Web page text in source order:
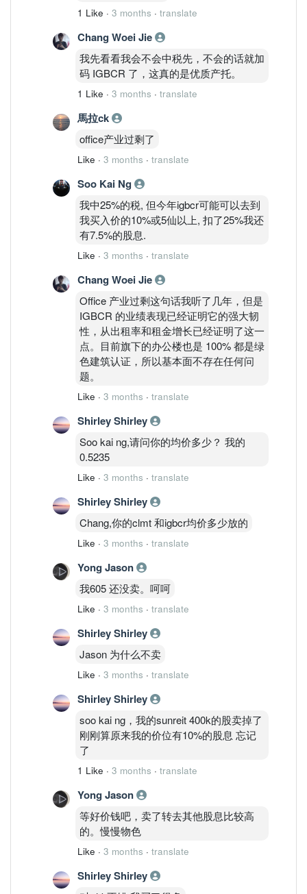
1 Like · 3 months · translate
Chang Woei Jie
我先看看我会不会中税先，不会的话就加
码 IGBCR 了，这真的是优质产托。
1 Like · 3 months · translate
馬拉ck
office产业过剩了
Like · 3 months · translate
Soo Kai Ng
我中25%的税, 但今年igbcr可能可以去到
我买入价的10%或5仙以上, 扣了25%我还
有7.5%的股息.
Like · 3 months · translate
Chang Woei Jie
Office 产业过剩这句话我听了几年，但是
IGBCR 的业绩表现已经证明它的强大韧
性，从出租率和租金增长已经证明了这一
点。目前旗下的办公楼也是 100% 都是绿
色建筑认证，所以基本面不存在任何问
题。
Like · 3 months · translate
Shirley Shirley
Soo kai ng,请问你的均价多少？ 我的
0.5235
Like · 3 months · translate
Shirley Shirley
Chang,你的clmt 和igbcr均价多少放的
Like · 3 months · translate
Yong Jason
我605 还没卖。呵呵
Like · 3 months · translate
Shirley Shirley
Jason 为什么不卖
Like · 3 months · translate
Shirley Shirley
soo kai ng，我的sunreit 400k的股卖掉了
刚刚算原来我的价位有10%的股息 忘记
了
1 Like · 3 months · translate
Yong Jason
等好价钱吧，卖了转去其他股息比较高
的。慢慢物色
Like · 3 months · translate
Shirley Shirley